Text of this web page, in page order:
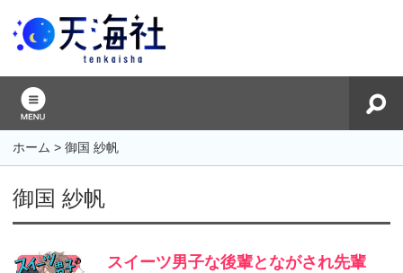
ホーム >御国 紗帆
御国 紗帆
スイーツ男子な後輩とながされ先輩